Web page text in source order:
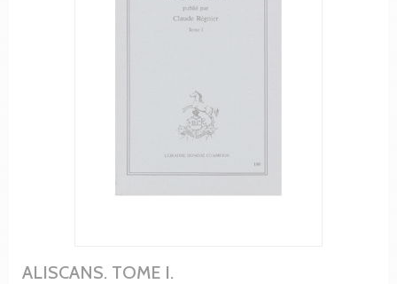
ALISCANS. TOME I.